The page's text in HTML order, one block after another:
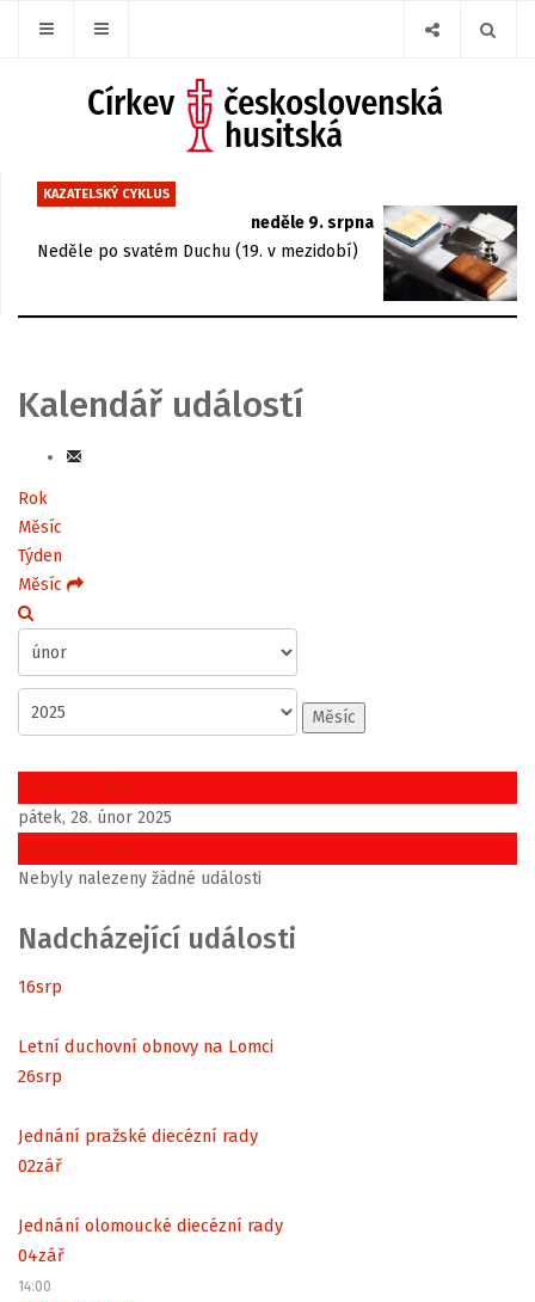
KAZATELSKÝ CYKLUS
neděle 9. srpna
Neděle po svatém Duchu (19. v mezidobí)
Kalendář událostí
Rok
Měsíc
Týden
Měsíc
Měsíc
Předchozí den
pátek, 28. únor 2025
Následující den
Nebyly nalezeny žádné události
Nadcházející události
16srp
Letní duchovní obnovy na Lomci
26srp
Jednání pražské diecézní rady
02zář
Jednání olomoucké diecézní rady
04zář
14:00